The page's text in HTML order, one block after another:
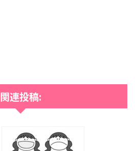
関連投稿: